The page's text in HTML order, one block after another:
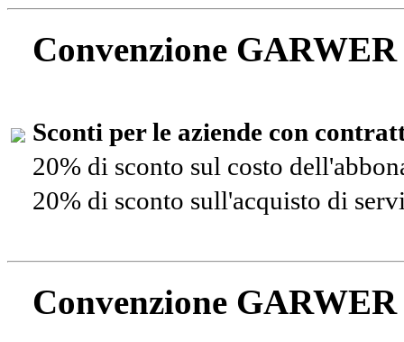
Convenzione
Sconti per le aziende con
20% di sconto sul costo
20% di sconto sull'acquisto di
Convenzione